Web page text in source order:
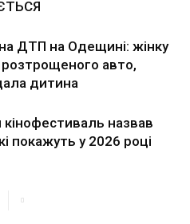
ДТП на Одещині: жінку
розтрощеного авто,
дитина
назвав
покажуть у 2026 році